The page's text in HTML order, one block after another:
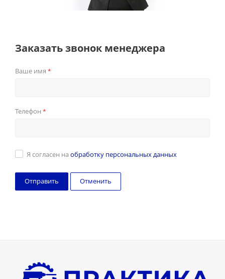
Заказать звонок менеджера
Ваше имя *
Телефон *
Я согласен на обработку персональных данных
Отменить